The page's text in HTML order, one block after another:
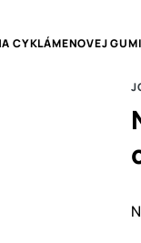
CYKLÁMENOVEJ